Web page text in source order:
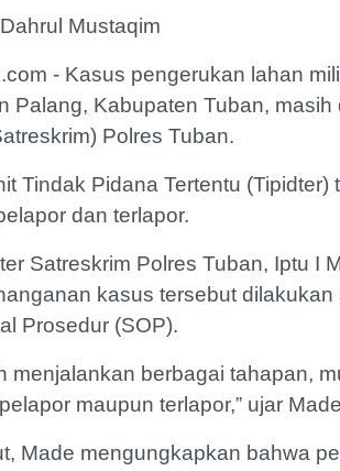
Mustaqim
- Kasus pengerukan lahan
Palang, Kabupaten Tuban,
Polres Tuban.
Tindak Pidana Tertentu
dan terlapor.
Satreskrim Polres Tuban, Iptu I
kasus tersebut
Prosedur (SOP).
menjalankan berbagai tahapan,
maupun terlapor,” ujar
Made mengungkapkan bahwa